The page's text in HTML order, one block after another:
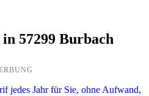
57299 Burbach